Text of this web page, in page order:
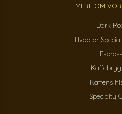
MERE OM
Dark
Hvad er
Kaffens
Specialty